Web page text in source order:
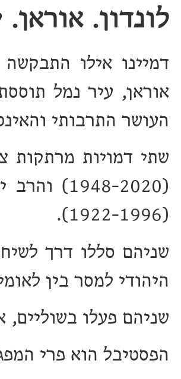
לונדון.
דמיינו אילו
אוראן, עיר נמל
העושר התרבותי
שתי דמויות מרתקות
(1948-
(1922-1996).
שניהם סללו דרך
היהודי למסר בין לאומי
שניהם פעלו בשוליים,
הפסטיבל הוא פרי